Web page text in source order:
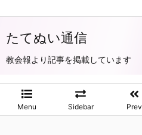
たてぬい通信
教会報より記事を掲載しています
Menu Sidebar Prev